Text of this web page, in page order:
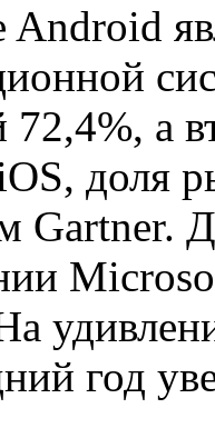
Android
72,4%, а
доля
Gartner.
год